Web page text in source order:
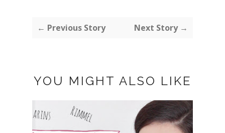
← Previous Story Next Story →
YOU MIGHT ALSO LIKE